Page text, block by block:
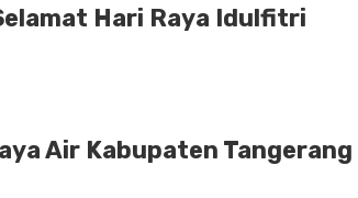
Hari Raya Idulfitri
Air Kabupaten Tangerang